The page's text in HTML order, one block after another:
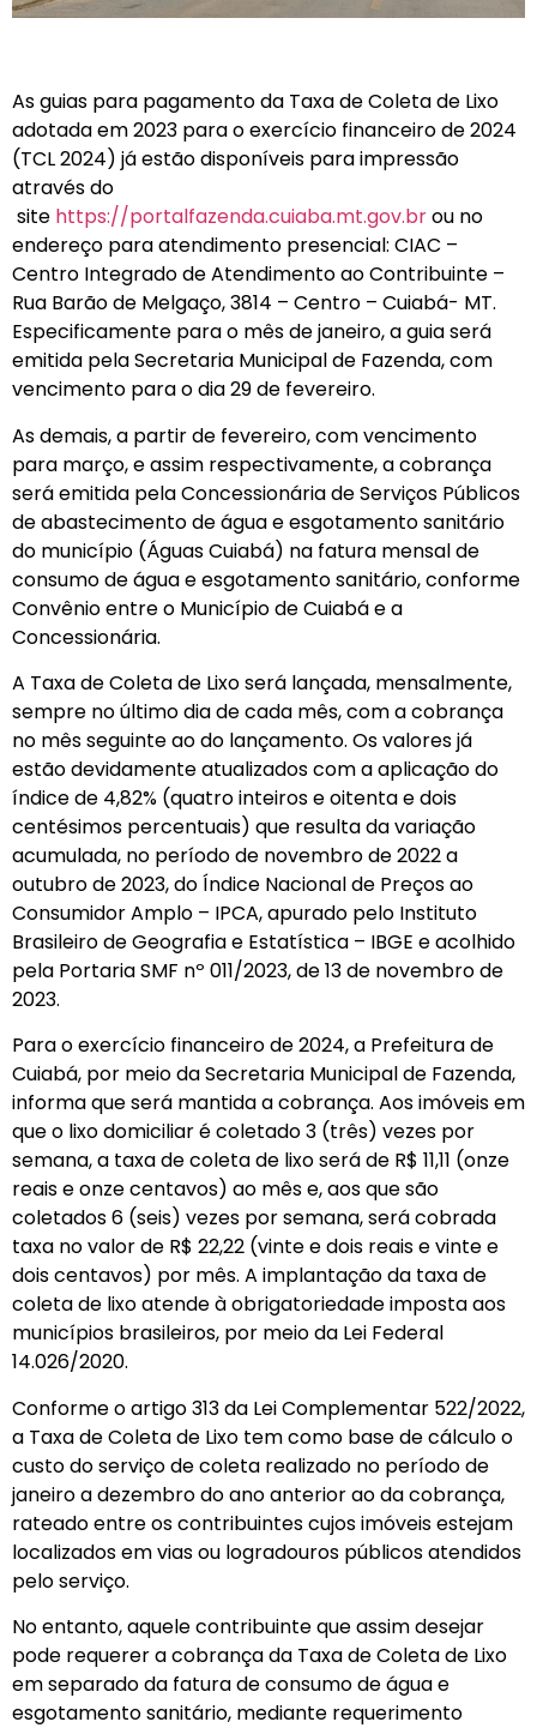
As guias para pagamento da Taxa de Coleta de Lixo
adotada em 2023 para o exercício financeiro de 2024
(TCL 2024) já estão disponíveis para impressão
através do
site https://portalfazenda.cuiaba.mt.gov.brou no
endereço para atendimento presencial: CIAC –
Centro Integrado de Atendimento ao Contribuinte –
Rua Barão de Melgaço, 3814 – Centro – Cuiabá- MT.
Especificamente para o mês de janeiro, a guia será
emitida pela Secretaria Municipal de Fazenda, com
vencimento para o dia 29 de fevereiro.
As demais, a partir de fevereiro, com vencimento
para março, e assim respectivamente, a cobrança
será emitida pela Concessionária de Serviços Públicos
de abastecimento de água e esgotamento sanitário
do município (Águas Cuiabá) na fatura mensal de
consumo de água e esgotamento sanitário, conforme
Convênio entre o Município de Cuiabá e a
Concessionária.
A Taxa de Coleta de Lixo será lançada, mensalmente,
sempre no último dia de cada mês, com a cobrança
no mês seguinte ao do lançamento. Os valores já
estão devidamente atualizados com a aplicação do
índice de 4,82% (quatro inteiros e oitenta e dois
centésimos percentuais) que resulta da variação
acumulada, no período de novembro de 2022 a
outubro de 2023, do Índice Nacional de Preços ao
Consumidor Amplo – IPCA, apurado pelo Instituto
Brasileiro de Geografia e Estatística – IBGE e acolhido
pela Portaria SMF nº 011/2023, de 13 de novembro de
2023.
Para o exercício financeiro de 2024, a Prefeitura de
Cuiabá, por meio da Secretaria Municipal de Fazenda,
informa que será mantida a cobrança. Aos imóveis em
que o lixo domiciliar é coletado 3 (três) vezes por
semana, a taxa de coleta de lixo será de R$ 11,11 (onze
reais e onze centavos) ao mês e, aos que são
coletados 6 (seis) vezes por semana, será cobrada
taxa no valor de R$ 22,22 (vinte e dois reais e vinte e
dois centavos) por mês. A implantação da taxa de
coleta de lixo atende à obrigatoriedade imposta aos
municípios brasileiros, por meio da Lei Federal
14.026/2020.
Conforme o artigo 313 da Lei Complementar 522/2022,
a Taxa de Coleta de Lixo tem como base de cálculo o
custo do serviço de coleta realizado no período de
janeiro a dezembro do ano anterior ao da cobrança,
rateado entre os contribuintes cujos imóveis estejam
localizados em vias ou logradouros públicos atendidos
pelo serviço.
No entanto, aquele contribuinte que assim desejar
pode requerer a cobrança da Taxa de Coleta de Lixo
em separado da fatura de consumo de água e
esgotamento sanitário, mediante requerimento